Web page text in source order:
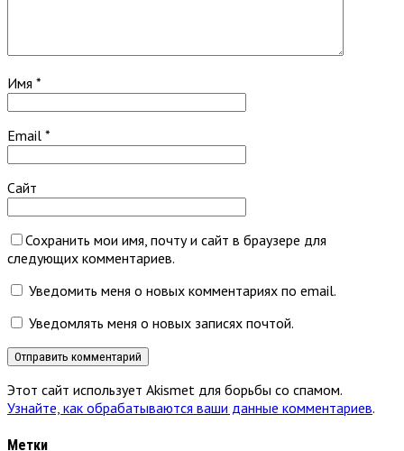
Имя *
Email *
Сайт
Сохранить мои имя, почту и сайт в браузере для
следующих комментариев.
Уведомить меня о новых комментариях по email.
Уведомлять меня о новых записях почтой.
Этот сайт использует Akismet для борьбы со спамом.
Узнайте, как обрабатываются ваши данные комментариев.
Метки